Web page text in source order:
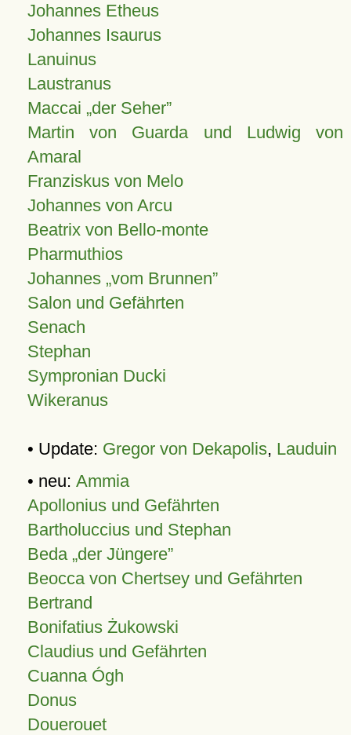
Johannes Etheus
Johannes Isaurus
Lanuinus
Laustranus
Maccai „der Seher”
Martin von Guarda und Ludwig von
Amaral
Franziskus von Melo
Johannes von Arcu
Beatrix von Bello-monte
Pharmuthios
Johannes vom Brunnen
Salon und Gefährten
Senach
Stephan
Sympronian Ducki
Wikeranus
• Update: Gregor von Dekapolis, Lauduin
• neu: Ammia
Apollonius und Gefährten
Bartholuccius und Stephan
Beda „der Jüngere”
Beocca von Chertsey und Gefährten
Bertrand
Bonifatius Żukowski
Claudius und Gefährten
Cuanna Ógh
Donus
Douerouet